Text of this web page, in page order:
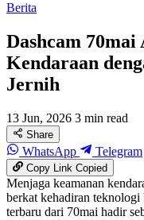
Berita
Dashcam
Kendaraan
Jernih
13 Jun, 2026 3 min read
Share
WhatsApp Telegram
Copy LinkCopied
Menjaga keamanan
berkat kehadiran teknologi
terbaru dari 70mai hadir